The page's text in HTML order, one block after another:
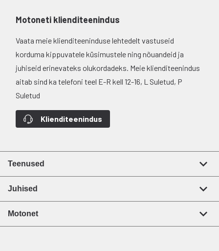
Motoneti klienditeenindus
Vaata meie klienditeeninduse lehtedelt vastuseid
korduma kippuvatele küsimustele ning nõuandeid ja
juhiseid erinevateks olukordadeks. Meie klienditeenindus
aitab sind ka telefoni teel E-R kell 12-16, L Suletud, P
Suletud
Klienditeenindus
Teenused
Juhised
Motonet